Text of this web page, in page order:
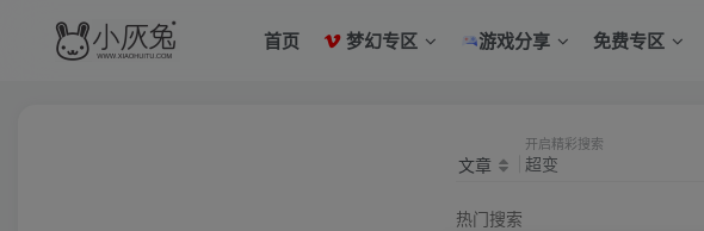
首页 梦幻专区 游戏分享 免费专区
文章
开启精彩搜索
热门搜索